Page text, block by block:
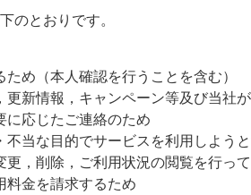
のとおりです。
め（本人確認を行うことを含む）
新情報，キャンペーン等及び当社
に応じたご連絡のため
当な目的でサービスを利用しよう
，削除，ご利用状況の閲覧を行っ
料金を請求するため